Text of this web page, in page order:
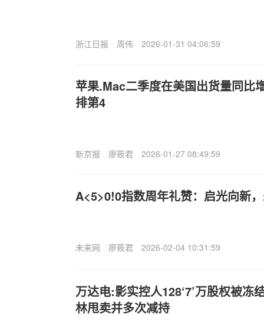
浙江日报 周伟 2026-01-31 04:06:59
苹果.Mac二季度在美国出货量同比
排第4
新京报 廖筱君 2026-01-27 08:49:59
A<5>0!0指数周年礼赞：启光向新
未来网 廖筱君 2026-02-04 10:31:59
万达电:影实控人128‘7’万股权被冻
林甩卖并多次减持